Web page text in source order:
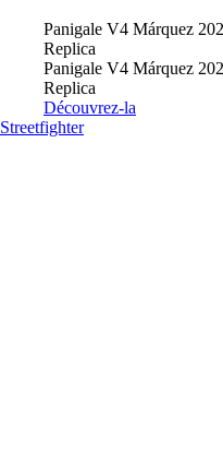
Panigale V4 Márquez
Replica
Panigale V4 Márquez
Replica
Découvrez-la
Streetfighter